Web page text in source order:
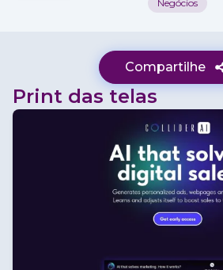
Negócios
Compartilhe
Print das telas